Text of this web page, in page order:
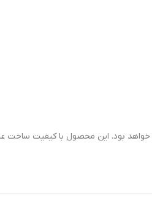
بود. این محصول با کیفیت ساخت